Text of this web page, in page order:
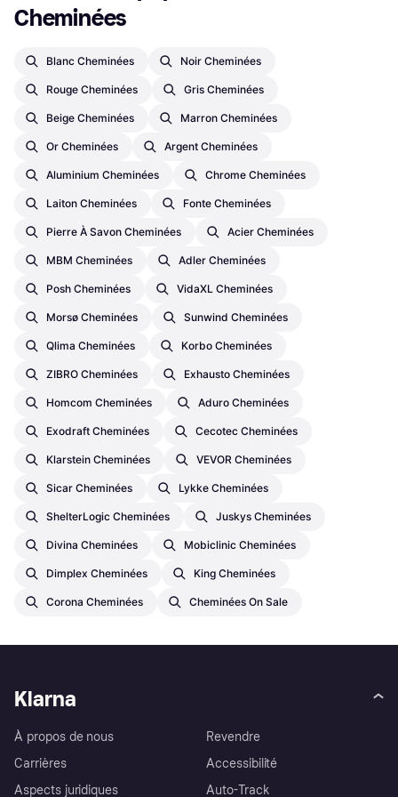
Cheminées
Blanc Cheminées Noir Cheminées
Rouge Cheminées Gris Cheminées
Beige Cheminées Marron Cheminées
Or Cheminées Argent Cheminées
Aluminium Cheminées Chrome Cheminées
Laiton Cheminées Fonte Cheminées
Pierre À Savon Cheminées Acier Cheminées
MBM Cheminées Adler Cheminées
Posh Cheminées VidaXL Cheminées
Morsø Cheminées Sunwind Cheminées
Qlima Cheminées Korbo Cheminées
ZIBRO Cheminées Exhausto Cheminées
Homcom Cheminées Aduro Cheminées
Exodraft Cheminées Cecotec Cheminées
Klarstein Cheminées VEVOR Cheminées
Sicar Cheminées Lykke Cheminées
ShelterLogic Cheminées Juskys Cheminées
Divina Cheminées Mobiclinic Cheminées
Dimplex Cheminées King Cheminées
Corona Cheminées Cheminées On Sale
Klarna
À propos de nous
Carrières
Aspects juridiques
Revendre
Accessibilité
Auto-Track